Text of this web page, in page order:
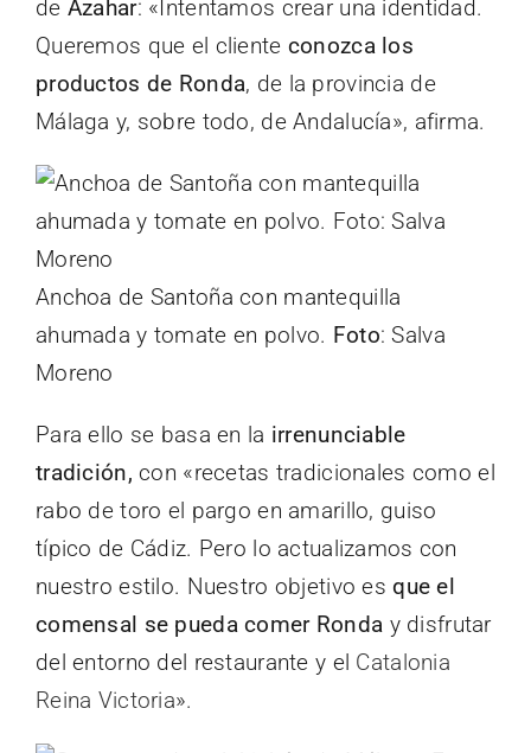
de Azahar: «Intentamos crear una identidad.
Queremos que el cliente conozca los
productos de Ronda, de la provincia de
Málaga y, sobre todo, de Andalucía», afirma.
Anchoa de Santoña con mantequilla
ahumada y tomate en polvo. Foto: Salva
Moreno
Para ello se basa en la irrenunciable
tradición, con «recetas tradicionales como el
rabo de toro el pargo en amarillo, guiso
típico de Cádiz. Pero lo actualizamos con
nuestro estilo. Nuestro objetivo es que el
comensal se pueda comer Ronda y disfrutar
del entorno del restaurante y el Catalonia
Reina Victoria».